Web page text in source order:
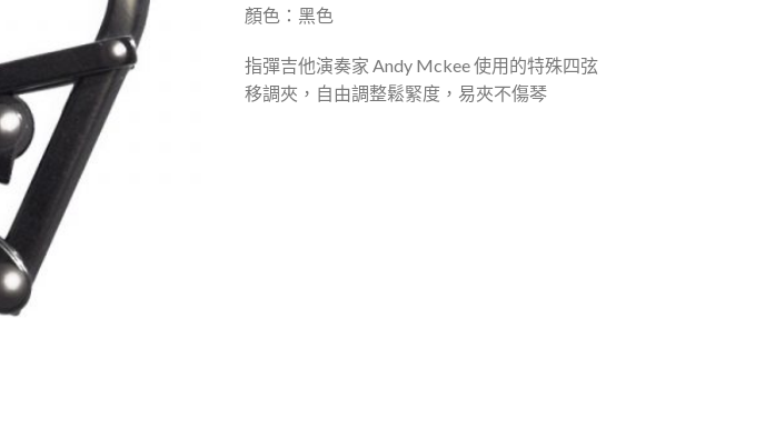
顏色：黑色
指彈吉他演奏家 Andy Mckee 使用的特殊四弦
移調夾，自由調整鬆緊度，易夾不傷琴